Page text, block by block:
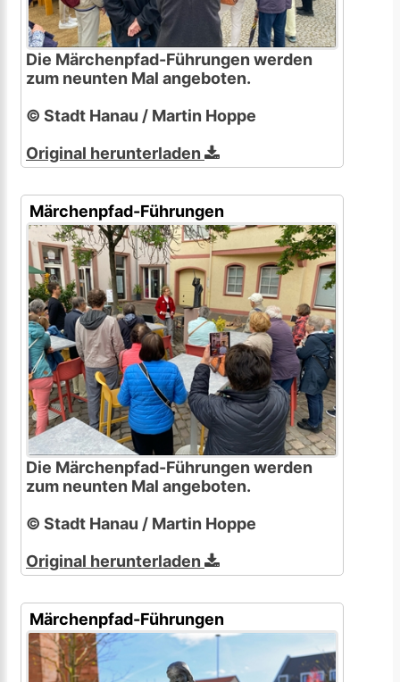
Die Märchenpfad-Führungen werden
zum neunten Mal angeboten.
© Stadt Hanau / Martin Hoppe
Original herunterladen
Märchenpfad-Führungen
Die Märchenpfad-Führungen werden
zum neunten Mal angeboten.
© Stadt Hanau / Martin Hoppe
Original herunterladen
Märchenpfad-Führungen